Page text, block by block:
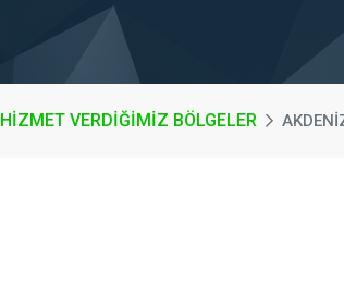
HİZMET VERDİĞİMİZ BÖLGELER